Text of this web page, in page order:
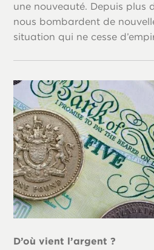
une nouveauté. Depuis plus
nous bombardent de
situation qui ne cesse
D’où vient l’argent ?